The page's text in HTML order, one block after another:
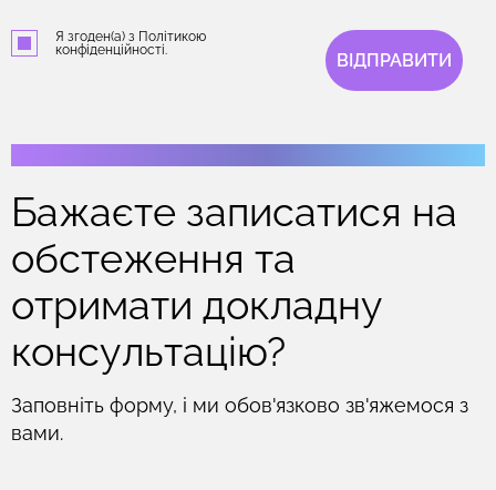
Я згоден(а) з Політикою
конфіденційності.
ВІДПРАВИТИ
Бажаєте записатися на
обстеження та
отримати докладну
консультацію?
Заповніть форму, і ми обов'язково зв'яжемося з
вами.